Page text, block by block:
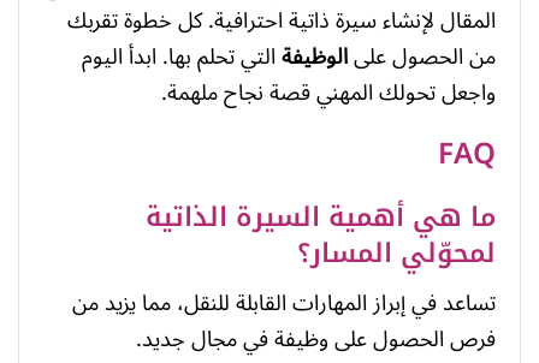
المقال لإنشاء سيرة ذاتية احترافية. كل خطوة تقربك
من الحصول علىالوظيفةالتي تحلم بها. ابدأ اليوم
واجعل تحولك المهني قصة نجاح ملهمة.
FAQ
ما هي أهمية السيرة الذاتية
لمحوّلي المسار؟
تساعد في إبراز المهارات القابلة للنقل، مما يزيد من
فرص الحصول على وظيفة في مجال جديد.